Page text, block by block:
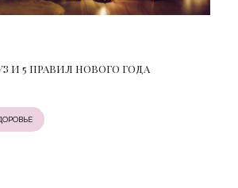
И 5 ПРАВИЛ НОВОГО ГОДА